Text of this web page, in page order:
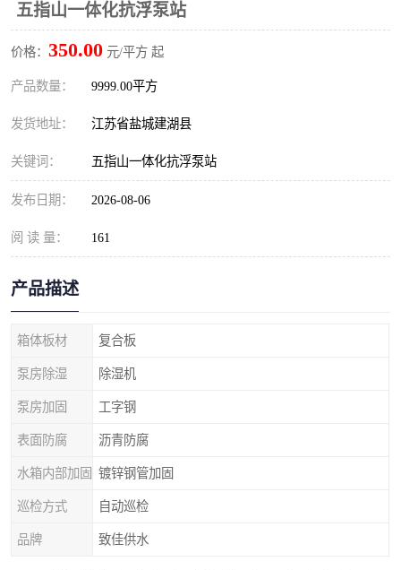
五指山一体化抗浮泵站
价格： 350.00 元/平方 起
产品数量： 9999.00平方
发货地址： 江苏省盐城建湖县
关键词： 五指山一体化抗浮泵站
发布日期： 2026-08-06
阅 读 量： 161
产品描述
箱体板材 复合板
泵房除湿 除湿机
泵房加固 工字钢
表面防腐 沥青防腐
水箱内部加固 镀锌钢管加固
巡检方式 自动巡检
品牌 致佳供水